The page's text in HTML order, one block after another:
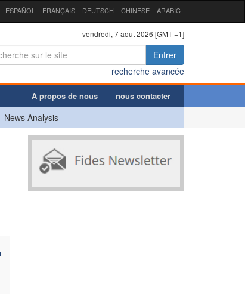
ESPAÑOL FRANÇAIS DEUTSCH CHINESE ARABIC
vendredi, 7 août 2026 [GMT +1]
Entrer
recherche avancée
A propos de nous nous contacter
News Analysis